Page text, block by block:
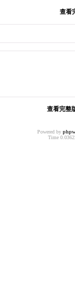
查看
查看完整
Powered by
Time